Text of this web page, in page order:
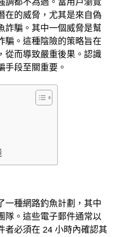
在的威脅，尤其是來自偽
詐騙。其中一個威脅是幫
騙。這種陰險的策略旨在
從而導致嚴重後果。認識
手段至關重要。
一種網路釣魚計劃，其中
隊。這些電子郵件通常以
者必須在 24 小時內確認其